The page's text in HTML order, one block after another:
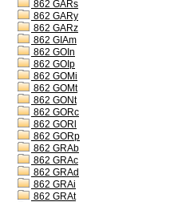
862 GARs
862 GARy
862 GARz
862 GIAm
862 GOIn
862 GOIp
862 GOMi
862 GOMt
862 GONt
862 GORc
862 GORl
862 GORp
862 GRAb
862 GRAc
862 GRAd
862 GRAi
862 GRAt